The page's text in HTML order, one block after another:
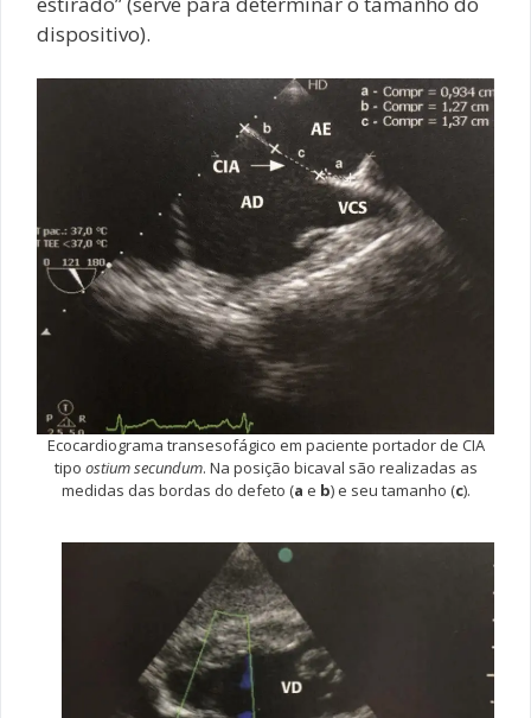
dispositivo).
Ecocardiograma transesofágico em paciente portador de CIA
tipo ostium secundum. Na posição bicaval são realizadas as
medidas das bordas do defeto (a e b) e seu tamanho (c).